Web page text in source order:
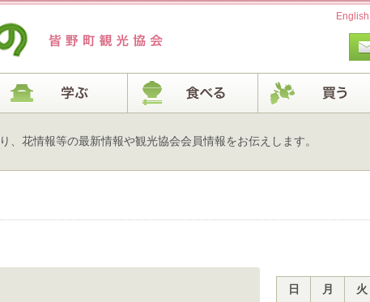
English
、花情報等の最新情報や観光協会会員情報をお伝えします。
日
月 火